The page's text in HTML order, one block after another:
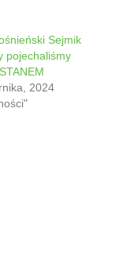
Sejmik
pojechaliśmy
2024